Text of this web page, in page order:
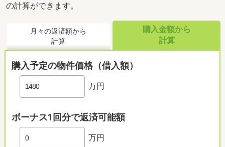
の計算ができます。
月々の返済額から
計算
購入金額から
計算
購入予定の物件価格（借入額）
万円
ボーナス1回分で返済可能額
万円